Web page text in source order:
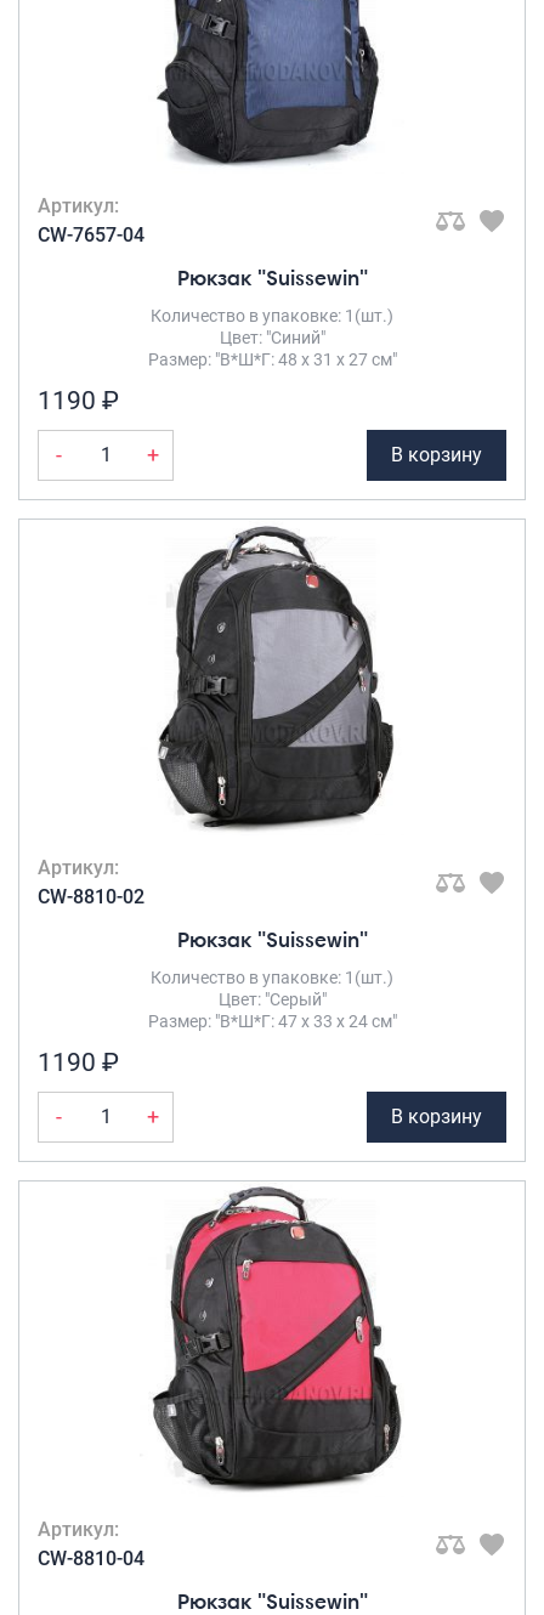
Артикул:
CW-7657-04
Рюкзак "Suissewin"
Количество в упаковке: 1(шт.)
Цвет: "Синий"
Размер: "В*Ш*Г: 48 х 31 х 27 см"
1190 ₽
- + В корзину
Артикул:
CW-8810-02
Рюкзак "Suissewin"
Количество в упаковке: 1(шт.)
Цвет: "Серый"
Размер: "В*Ш*Г: 47 х 33 х 24 см"
1190 ₽
- + В корзину
Артикул:
CW-8810-04
Рюкзак "Suissewin"